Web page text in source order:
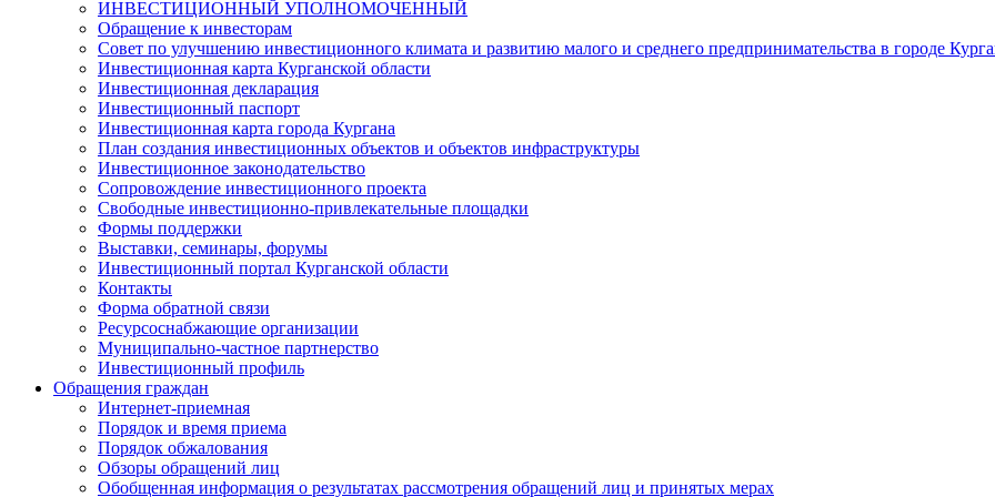
ИНВЕСТИЦИОННЫЙ УПОЛНОМОЧЕННЫЙ
Обращение к инвесторам
Совет по улучшению инвестиционного климата и развитию малого и среднего предпринимательства в городе
Инвестиционная карта Курганской области
Инвестиционная декларация
Инвестиционный паспорт
Инвестиционная карта города Кургана
План создания инвестиционных объектов и объектов инфраструктуры
Инвестиционное законодательство
Сопровождение инвестиционного проекта
Свободные инвестиционно-привлекательные площадки
Формы поддержки
Выставки, семинары, форумы
Инвестиционный портал Курганской области
Контакты
Форма обратной связи
Ресурсоснабжающие организации
Муниципально-частное партнерство
Инвестиционный профиль
Обращения граждан
Интернет-приемная
Порядок и время приема
Порядок обжалования
Обзоры обращений лиц
Обобщенная информация о результатах рассмотрения обращений лиц и принятых мерах